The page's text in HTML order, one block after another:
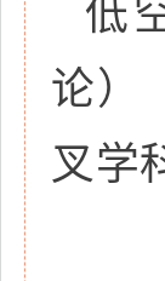
低
论）
叉学